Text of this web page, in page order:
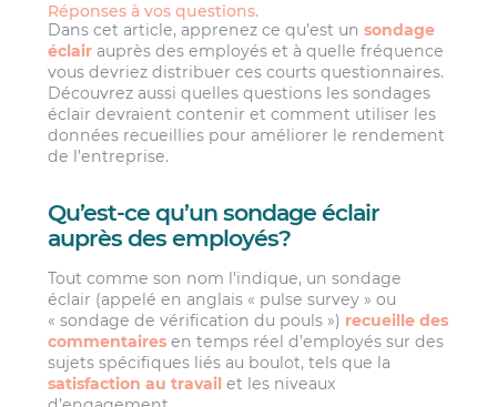
Réponses à vos questions.
Dans cet article, apprenez ce qu’est unsondage
éclair auprès des employés et à quelle fréquence
vous devriez distribuer ces courts questionnaires.
Découvrez aussi quelles questions les sondages
éclair devraient contenir et comment utiliser les
données recueillies pour améliorer le rendement
de l’entreprise.
Qu’est-ce qu’un sondage éclair
auprès des employés?
Tout comme son nom l’indique, un sondage
éclair (appelé en anglais « pulse survey » ou
« sondage de vérification du pouls ») recueille des
commentaires en temps réel d’employés sur des
sujets spécifiques liés au boulot, tels que la
satisfaction au travail et les niveaux